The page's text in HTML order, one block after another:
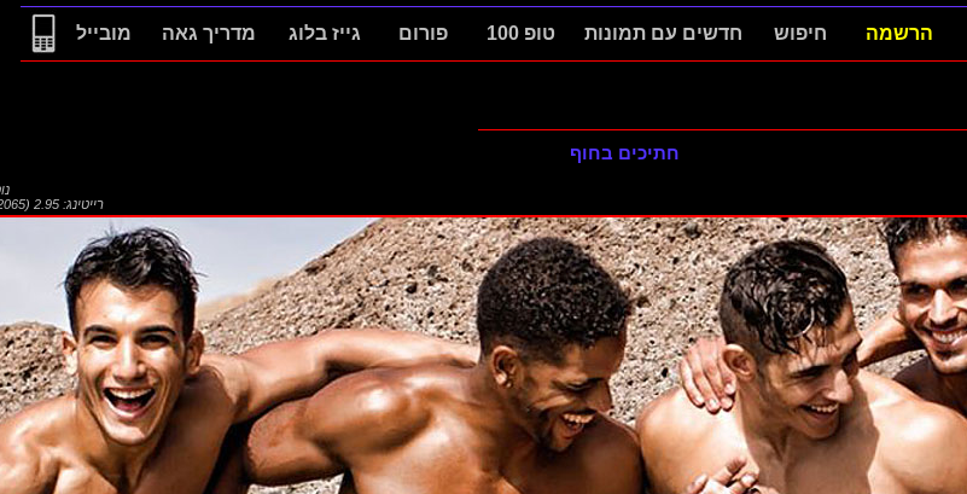
הרשמה חיפוש חדשים עם תמונות טופ 100 פורום גייז בלוג מדריך גאה מובייל
חתיכים בחוף
רייטינג: 2.95 (2065)